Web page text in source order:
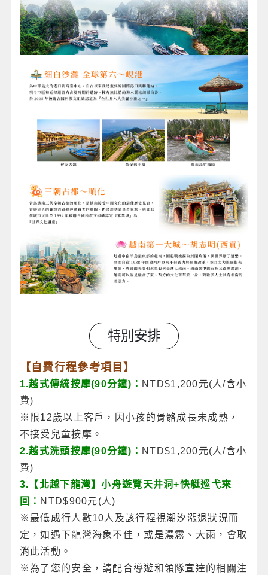
特別安排
【自費行程參考項目】
1.越式傳統按摩(90分鐘)： NTD$1,200元(人/含小
費)
※限12歲以上客戶，因小孩的骨骼成長未成熟，
不接受兒童按摩。
2.越式洗頭按摩(90分鐘)： NTD$1,200元(人/含小
費)
3.【北越下龍灣】小舟遊覽天井洞+快艇巡弋來
回： NTD$900元(人)
※最低成行人數10人及該行程視潮汐漲退狀況而
定，如遇下龍灣海象不佳，或是濃霧、大雨，會取
消此活動。
※為了您的安全，請配合導遊和領隊宣達的相關注